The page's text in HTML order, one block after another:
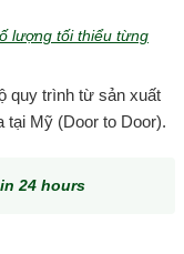
lượng tối thiểu từng
quy trình từ sản xuất
tại Mỹ (Door to Door).
24 hours